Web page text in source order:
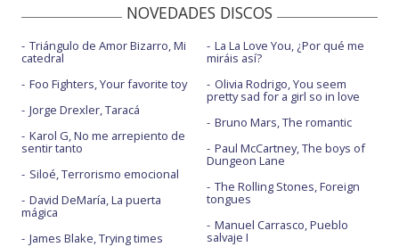
NOVEDADES DISCOS
Triángulo de Amor Bizarro, Mi
catedral
Foo Fighters, Your favorite toy
Jorge Drexler, Taracá
Karol G, No me arrepiento de
sentir tanto
Siloé, Terrorismo emocional
David DeMaría, La puerta
mágica
James Blake, Trying times
La La Love You, ¿Por qué me
miráis así?
Olivia Rodrigo, You seem
pretty sad for a girl so in love
Bruno Mars, The romantic
Paul McCartney, The boys of
Dungeon Lane
The Rolling Stones, Foreign
tongues
Manuel Carrasco, Pueblo
salvaje I